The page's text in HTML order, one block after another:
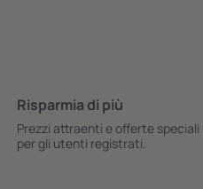
Risparmia di più
Prezzi attraenti e offerte speciali
per gli utenti registrati.